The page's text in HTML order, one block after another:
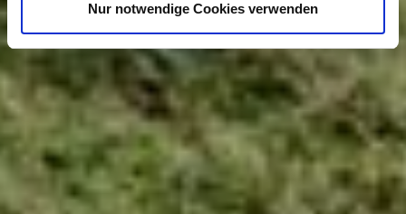
Nur notwendige Cookies verwenden